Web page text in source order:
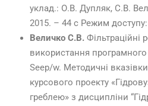
уклад.: О.В. Дупляк, С.В.
2015. – 44 с Режим доступу:
Величко С.В. Фільтраційні
використання
Seep/w. Методичні
курсового проекту
греблею» з дисципліни